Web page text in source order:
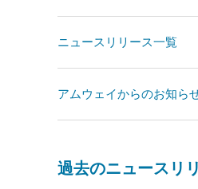
ニュースリリース一覧
アムウェイからのお知ら
過去のニュースリ